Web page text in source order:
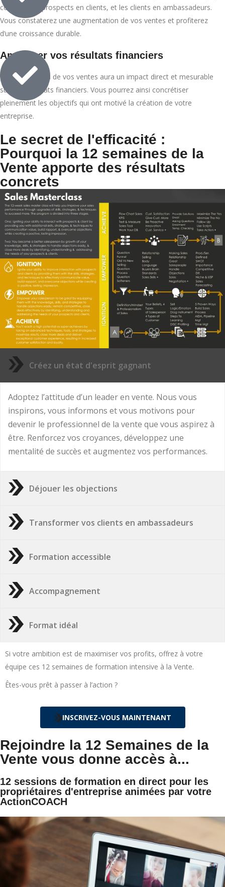
convertit les prospects en clients, et les clients en ambassadeurs.
Vous constaterez une augmentation de vos ventes et profiterez
d’une croissance durable.
Améliorer vos résultats financiers
L’augmentation de vos ventes aura un impact direct et mesurable
sur vos résultats financiers. Vous pourrez ainsi concrétiser
pleinement les objectifs qui ont motivé la création de votre
entreprise.
Le secret de l'efficacité :
Pourquoi la 12 semaines de la
Vente apporte des résultats
concrets
Créez un état d'esprit gagnant
Adoptez l’attitude d’un leader en vente. Nous vous
inspirons, vous informons et vous motivons pour
devenir le professionnel de la vente que vous aspirez à
être. Renforcez vos croyances, développez une
mentalité de succès et augmentez vos performances.
Déjouer les objections
Transformer vos clients en ambassadeurs
Formation accessible
Accompagnement
Format idéal
Si votre ambition est de maximiser vos profits, offrez à votre
équipe ces 12 semaines de formation intensive à la Vente.
Êtes-vous prêt à passer à l’action ?
INSCRIVEZ-VOUS MAINTENANT
Rejoindre la 12 Semaines de la
Vente vous donne accès à...
12 sessions de formation en direct pour les
propriétaires d'entreprise animées par votre
ActionCOACH